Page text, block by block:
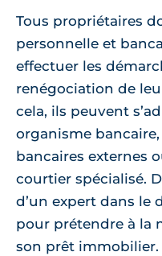
Tous propriétaires
personnelle et
effectuer les
renégociation de
cela, ils peuvent
organisme
bancaires externes
courtier spécialisé.
d’un expert dans le
pour prétendre à la
son prêt immobilier.